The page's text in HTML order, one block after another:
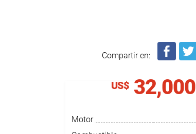
Compartir en:
US$ 32,000
Motor